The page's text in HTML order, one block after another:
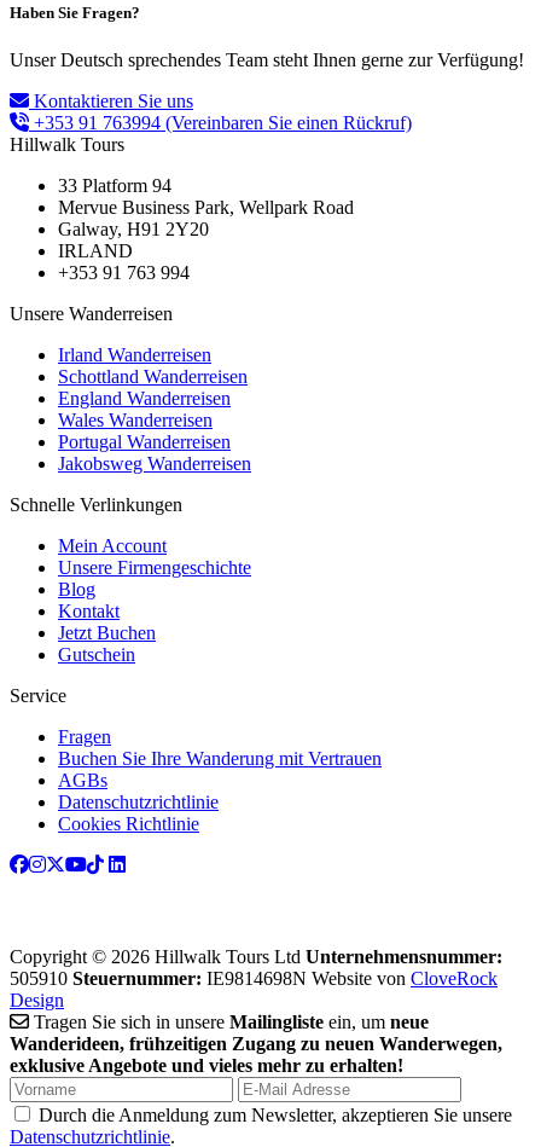
Haben Sie Fragen?
Unser Deutsch sprechendes Team steht Ihnen gerne zur Verfügung!
Kontaktieren Sie uns
+353 91 763994 (Vereinbaren Sie einen Rückruf)
Hillwalk Tours
33 Platform 94
Mervue Business Park, Wellpark Road
Galway, H91 2Y20
IRLAND
+353 91 763 994
Unsere Wanderreisen
Irland Wanderreisen
Schottland Wanderreisen
England Wanderreisen
Wales Wanderreisen
Portugal Wanderreisen
Jakobsweg Wanderreisen
Schnelle Verlinkungen
Mein Account
Unsere Firmengeschichte
Blog
Kontakt
Jetzt Buchen
Gutschein
Service
Fragen
Buchen Sie Ihre Wanderung mit Vertrauen
AGBs
Datenschutzrichtlinie
Cookies Richtlinie
Copyright © 2026 Hillwalk Tours Ltd Unternehmensnummer:
505910 Steuernummer: IE9814698N Website von CloveRock
Design
Tragen Sie sich in unsere Mailingliste ein, um neue
Wanderideen, frühzeitigen Zugang zu neuen Wanderwegen,
exklusive Angebote und vieles mehr zu erhalten!
Durch die Anmeldung zum Newsletter, akzeptieren Sie unsere
Datenschutzrichtlinie.